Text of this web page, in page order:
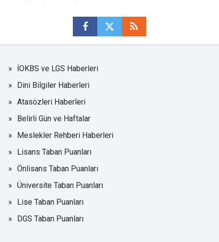
İOKBS ve LGS Haberleri
Dini Bilgiler Haberleri
Atasözleri Haberleri
Belirli Gün ve Haftalar
Meslekler Rehberi Haberleri
Lisans Taban Puanları
Önlisans Taban Puanları
Üniversite Taban Puanları
Lise Taban Puanları
DGS Taban Puanları